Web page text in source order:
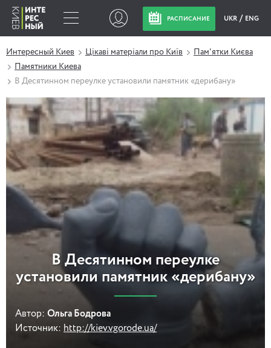
РАСПИСАНИЕ UKR ENG
Интересный Киев Цікаві матеріали про Київ
Пам'ятки Києва
Памятники Киева
В Десятинном переулке установили памятник «дерибану»
В Десятинном переулке
установили памятник «дерибану»
Автор: Ольга Бодрова
Источник: http://kiev.vgorode.ua/